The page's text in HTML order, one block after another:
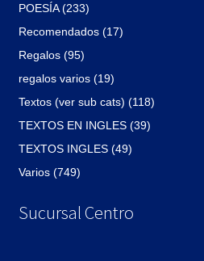
POESÍA (233)
Recomendados (17)
Regalos (95)
regalos varios (19)
Textos (ver sub cats) (118)
TEXTOS EN INGLES (39)
TEXTOS INGLES (49)
Varios (749)
Sucursal Centro